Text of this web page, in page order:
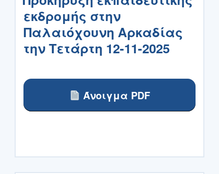
εκδρομής στην
Παλαιόχουνη Αρκαδίας
την Τετάρτη 12-11-2025
Άνοιγμα PDF